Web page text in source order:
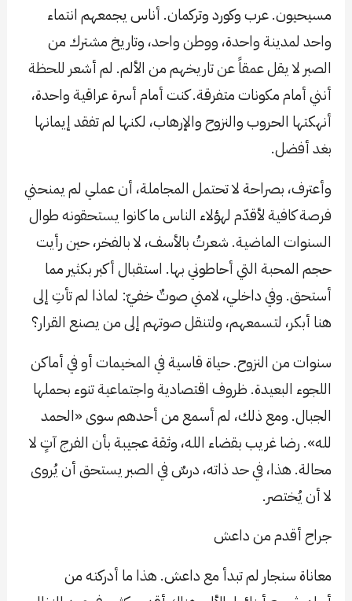
مسيحيون. عرب وكورد وتركمان. أناس يجمعهم انتماء
واحد لمدينة واحدة، ووطن واحد، وتاريخ مشترك من
الصبر لا يقل عمقاً عن تاريخهم من الألم. لم أشعر للحظة
أنني أمام مكونات متفرقة. كنت أمام أسرة عراقية واحدة،
أنهكتها الحروب والنزوح والإرهاب، لكنها لم تفقد إيمانها
بغد أفضل.
وأعترف، بصراحة لا تحتمل المجاملة، أن عملي لم يمنحني
فرصة كافية لأقدّم لهؤلاء الناس ما كانوا يستحقونه طوال
السنوات الماضية. شعرتُ بالأسف، لا بالفخر، حين رأيت
حجم المحبة التي أحاطوني بها. استقبال أكبر بكثير مما
أستحق. وفي داخلي، لامني صوتٌ خفيّ: لماذا لم تأتِ إلى
هنا أبكر، لتسمعهم، ولتنقل صوتهم إلى من يصنع القرار؟
سنوات من النزوح. حياة قاسية في المخيمات أو في أماكن
اللجوء البعيدة. ظروف اقتصادية واجتماعية تنوء بحملها
الجبال. ومع ذلك، لم أسمع من أحدهم سوى «الحمد
لله». رضا غريب بقضاء الله، وثقة عجيبة بأن الفرج آتٍ لا
محالة. هذا، في حد ذاته، درسٌ في الصبر يستحق أن يُروى
لا أن يُختصر.
جراح أقدم من داعش
معاناة سنجار لم تبدأ مع داعش. هذا ما أدركته من